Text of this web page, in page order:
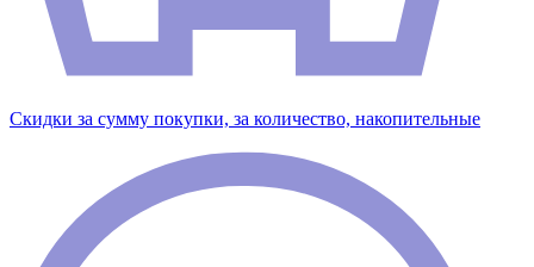
Скидки за сумму покупки, за количество, накопительные